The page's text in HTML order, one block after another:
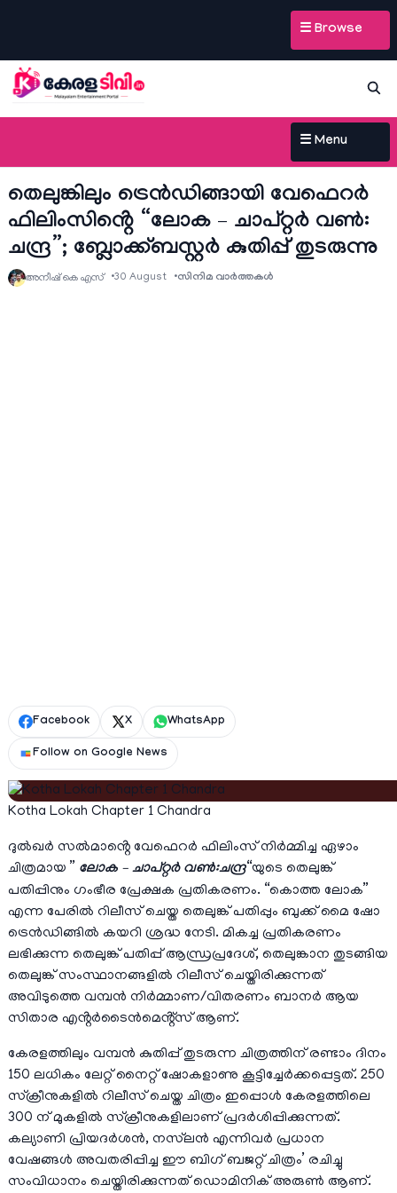
☰ Browse
☰ Menu
തെലുങ്കിലും ട്രെൻഡിങ്ങായി വേഫെറർ
ഫിലിംസിൻ്റെ “ലോക – ചാപ്റ്റർ വൺ:
ചന്ദ്ര”; ബ്ലോക്ക്ബസ്റ്റർ കുതിപ്പ് തുടരുന്നു
അനീഷ്‌ കെ എസ് 30 August സിനിമ വാര്‍ത്തകള്‍
Facebook X WhatsApp
Follow on Google News
Kotha Lokah Chapter 1 Chandra
ദുൽഖർ സൽമാൻ്റെ വേഫെറർ ഫിലിംസ് നിർമ്മിച്ച ഏഴാം
ചിത്രമായ ” ലോക – ചാപ്റ്റർ വൺ:ചന്ദ്ര“യുടെ തെലുങ്ക്
പതിപ്പിനും ഗംഭീര പ്രേക്ഷക പ്രതികരണം. “കൊത്ത ലോക”
എന്ന പേരിൽ റിലീസ് ചെയ്ത തെലുങ്ക് പതിപ്പും ബുക്ക് മൈ ഷോ
ട്രെൻഡിങ്ങിൽ കയറി ശ്രദ്ധ നേടി. മികച്ച പ്രതികരണം
ലഭിക്കുന്ന തെലുങ്ക് പതിപ്പ് ആന്ധ്രപ്രദേശ്, തെലുങ്കാന തുടങ്ങിയ
തെലുങ്ക് സംസ്ഥാനങ്ങളിൽ റിലീസ് ചെയ്തിരിക്കുന്നത്
അവിടുത്തെ വമ്പൻ നിർമ്മാണ/വിതരണം ബാനർ ആയ
സിതാര എൻ്റർടൈൻമെൻ്റ്സ് ആണ്.
കേരളത്തിലും വമ്പൻ കുതിപ്പ് തുടരുന്ന ചിത്രത്തിന് രണ്ടാം ദിനം
150 ലധികം ലേറ്റ് നൈറ്റ് ഷോകളാണു കൂട്ടിച്ചേർക്കപ്പെട്ടത്. 250
സ്‌ക്രീനുകളിൽ റിലീസ് ചെയ്ത ചിത്രം ഇപ്പൊൾ കേരളത്തിലെ
300 ന് മുകളിൽ സ്ക്രീനുകളിലാണ് പ്രദർശിപ്പിക്കുന്നത്.
കല്യാണി പ്രിയദർശൻ, നസ്‌ലൻ എന്നിവർ പ്രധാന
വേഷങ്ങൾ അവതരിപ്പിച്ച ഈ ബിഗ് ബജറ്റ് ചിത്രം’ രചിച്ചു
സംവിധാനം ചെയ്തിരിക്കുന്നത് ഡൊമിനിക് അരുൺ ആണ്.